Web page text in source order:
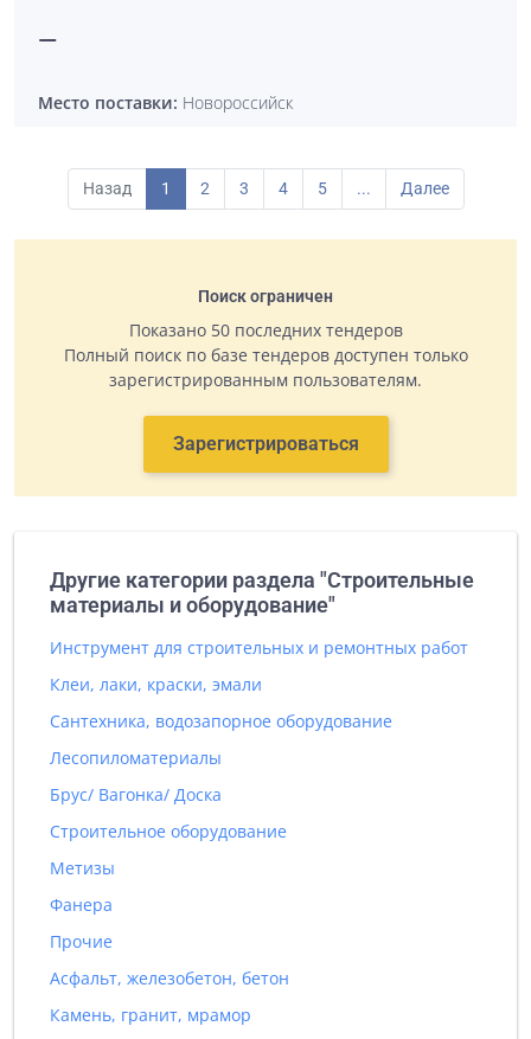
—
Место поставки: Новороссийск
Назад 1 2 3 4 5 ... Далее
Поиск ограничен
Показано 50 последних тендеров
Полный поиск по базе тендеров доступен только
зарегистрированным пользователям.
Зарегистрироваться
Другие категории раздела "Строительные
материалы и оборудование"
Инструмент для строительных и ремонтных работ
Клеи, лаки, краски, эмали
Сантехника, водозапорное оборудование
Лесопиломатериалы
Брус/ Вагонка/ Доска
Строительное оборудование
Метизы
Фанера
Прочие
Асфальт, железобетон, бетон
Камень, гранит, мрамор